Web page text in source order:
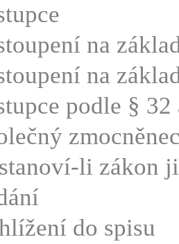
na
na
podle § 32
li zákon
do spisu